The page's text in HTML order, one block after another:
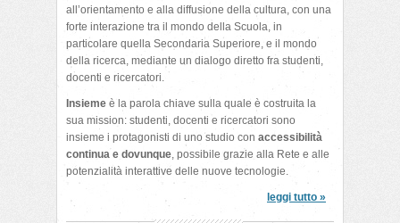
all’orientamento e alla diffusione della cultura, con una
forte interazione tra il mondo della Scuola, in
particolare quella Secondaria Superiore, e il mondo
della ricerca, mediante un dialogo diretto fra studenti,
docenti e ricercatori.
Insieme è la parola chiave sulla quale è costruita la
sua mission: studenti, docenti e ricercatori sono
insieme i protagonisti di uno studio con accessibilità
continua e dovunque, possibile grazie alla Rete e alle
potenzialità interattive delle nuove tecnologie.
leggi tutto »